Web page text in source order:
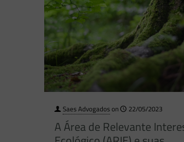
Saes Advogadoson 22/05/2023
A Área de Relevante